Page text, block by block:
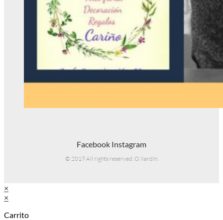
Facebook Instagram
© 2019 All rights reserved. O Xardín.
×
×
Carrito